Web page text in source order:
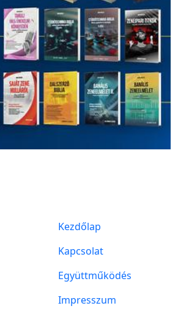
Kezdőlap
Kapcsolat
Együttműködés
Impresszum